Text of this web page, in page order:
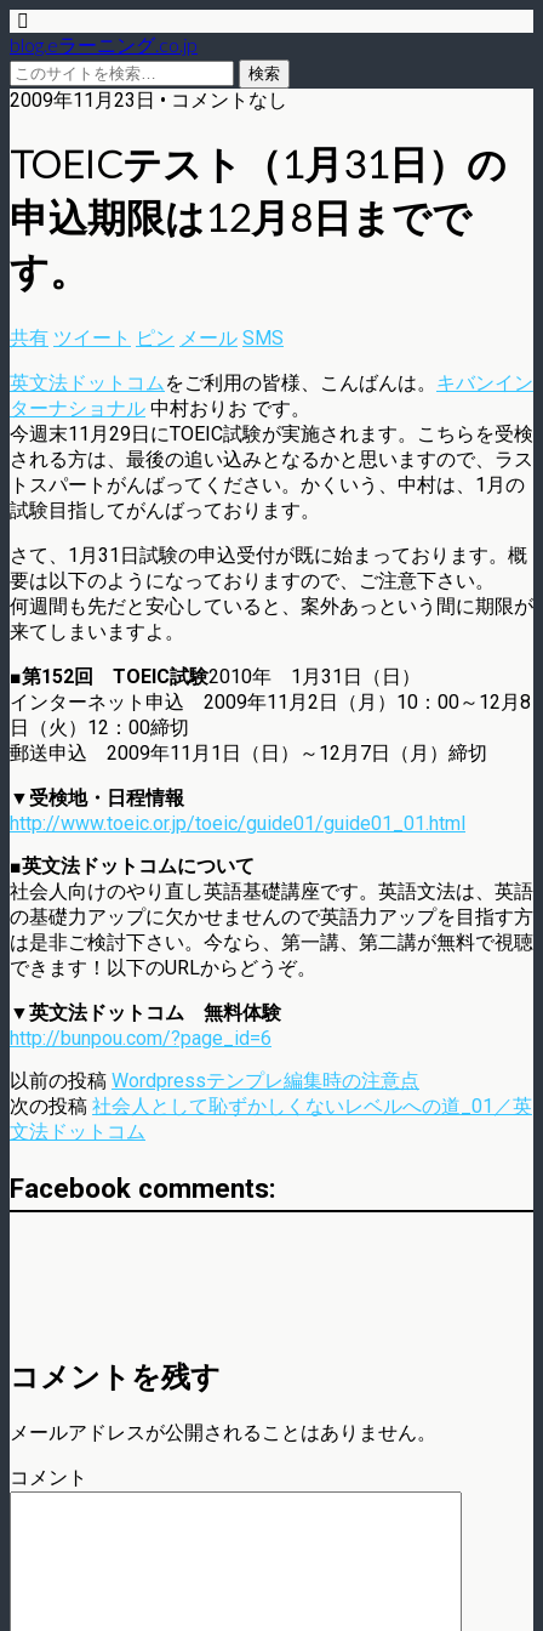
blog.eラーニング.co.jp
2009年11月23日 • コメントなし
TOEICテスト（1月31日）の
申込期限は12月8日までで
す。
共有 ツイート ピン メール SMS
英文法ドットコムをご利用の皆様、こんばんは。 キバンイン
ターナショナル 中村おりお です。
今週末11月29日にTOEIC試験が実施されます。こちらを受検
される方は、最後の追い込みとなるかと思いますので、ラス
トスパートがんばってください。かくいう、中村は、1月の
試験目指してがんばっております。
さて、1月31日試験の申込受付が既に始まっております。概
要は以下のようになっておりますので、ご注意下さい。
何週間も先だと安心していると、案外あっという間に期限が
来てしまいますよ。
■第152回 TOEIC試験2010年 1月31日（日）
インターネット申込 2009年11月2日（月）10：00～12月8
日（火）12：00締切
郵送申込 2009年11月1日（日）～12月7日（月）締切
▼受検地・日程情報
http://www.toeic.or.jp/toeic/guide01/guide01_01.html
■英文法ドットコムについて
社会人向けのやり直し英語基礎講座です。英語文法は、英語
の基礎力アップに欠かせませんので英語力アップを目指す方
は是非ご検討下さい。今なら、第一講、第二講が無料で視聴
できます！以下のURLからどうぞ。
▼英文法ドットコム 無料体験
http://bunpou.com/?page_id=6
以前の投稿 Wordpressテンプレ編集時の注意点
次の投稿 社会人として恥ずかしくないレベルへの道_01／英
文法ドットコム
Facebook comments:
コメントを残す
メールアドレスが公開されることはありません。
コメント